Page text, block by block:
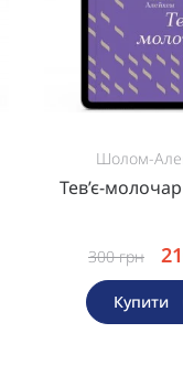
Шолом-
Тев’є-
300грн
Купити